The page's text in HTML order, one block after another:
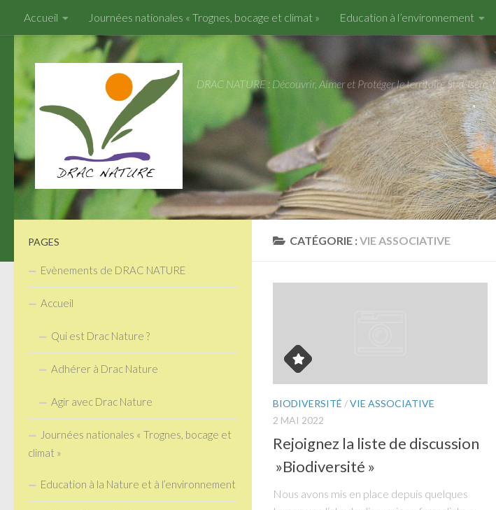
Accueil Journées nationales « Trognes, bocage et climat » Education à l’environnement
Téléchargements Liens ABC des Côtes-de-Corps Evènements de DRAC
DRAC NATURE : Découvrir, Aimer et Protéger le territoire Sud-Isère
CATÉGORIE :VIE ASSOCIATIVE
BIODIVERSITÉ /VIE ASSOCIATIVE
2 MAI 2022
Rejoignez la liste de discussion
»Biodiversité »
Nous avons mis en place depuis quelques
PAGES
Evènements de DRAC NATURE
Accueil
Qui est Drac Nature ?
Adhérer à Drac Nature
Agir avec Drac Nature
Journées nationales « Trognes, bocage et
climat »
Education à la Nature et à l’environnement